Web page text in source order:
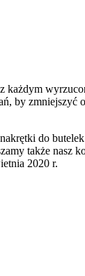
by
do
także nasz
2020 r.